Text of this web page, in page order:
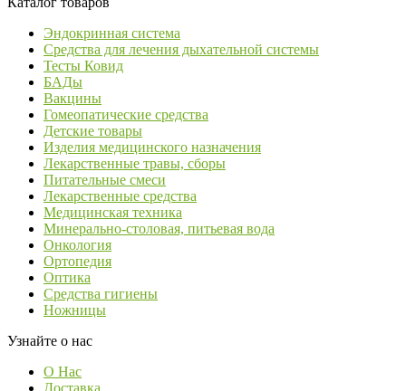
Эндокринная система
Средства для лечения дыхательной системы
Тесты Ковид
БАДы
Вакцины
Гомеопатические средства
Детские товары
Изделия медицинского назначения
Лекарственные травы, сборы
Питательные смеси
Лекарственные средства
Медицинская техника
Минерально-столовая, питьевая вода
Онкология
Ортопедия
Оптика
Средства гигиены
Ножницы
Узнайте о нас
О Нас